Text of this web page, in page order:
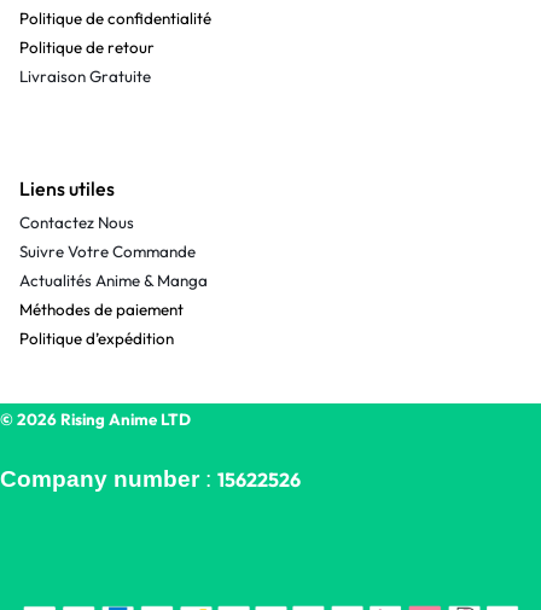
Politique de confidentialité
Politique de retour
Livraison Gratuite
Liens utiles
Contactez Nous
Suivre Votre Commande
Actualités Anime & Manga
Méthodes de paiement
Politique d’expédition
© 2026 Rising Anime LTD
Company number: 15622526